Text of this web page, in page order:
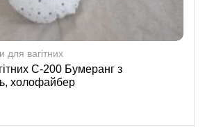
для вагітних
С-200 Бумеранг з
холофайбер